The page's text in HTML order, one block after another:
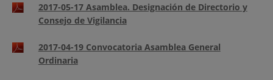
2017-05-17 Asamblea. Designación de Directorio y
Consejo de Vigilancia
2017-04-19 Convocatoria Asamblea General
Ordinaria